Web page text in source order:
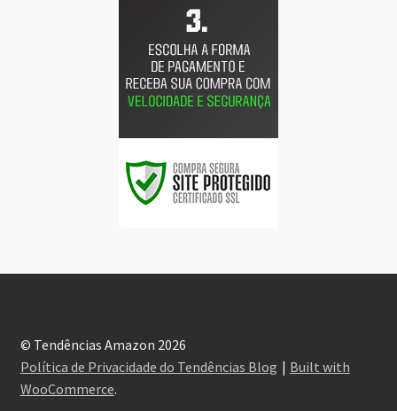
© Tendências Amazon 2026
Política de Privacidade do Tendências Blog
Built with
WooCommerce.